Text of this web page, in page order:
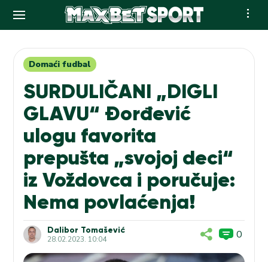
contentDomaći fudbal
SURDULIČANI „DIGLI
GLAVU“ Đorđević
ulogu favorita
prepušta „svojoj deci“
iz Voždovca i poručuje:
Nema povlaćenja!
Dalibor Tomašević
28.02.2023. 10:04 0